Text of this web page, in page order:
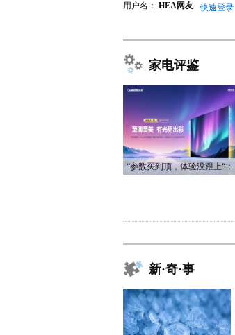
用户名： HEA网友 快速登录
家电评鉴
“参数
新·奇·事